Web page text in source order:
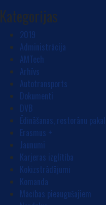
Kategorijas
2019
Administrācija
AMTech
Arhīvs
Autotransports
Dokumenti
DVB
Ēdināšanas, restorānu
Erasmus +
Jaunumi
Karjeras izglītība
Kokizstrādājumi
Komanda
Mācības pieaugušajiem